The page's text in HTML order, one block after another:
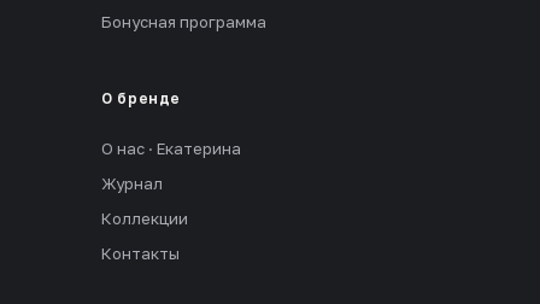
Бонусная программа
О бренде
О нас · Екатерина
Журнал
Коллекции
Контакты